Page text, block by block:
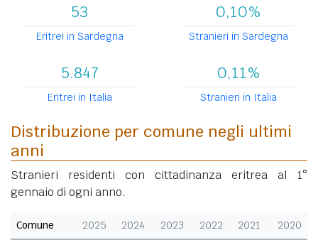
53
Eritrei in Sardegna
0,10%
Stranieri in Sardegna
5.847
Eritrei in Italia
0,11%
Stranieri in Italia
Distribuzione per comune negli ultimi
anni
Stranieri residenti con cittadinanza eritrea al 1°
gennaio di ogni anno.
Comune 2025 2024 2023 2022 2021
2020